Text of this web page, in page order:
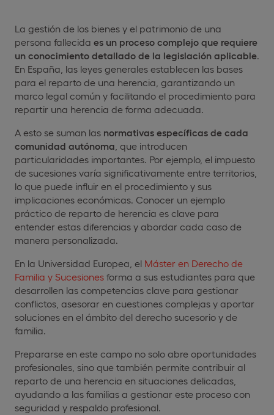
La gestión de los bienes y el patrimonio de una
persona fallecida es un proceso complejo que requiere
un conocimiento detallado de la legislación aplicable
En España, las leyes generales establecen las bases
para el reparto de una herencia, garantizando un
marco legal común y facilitando el procedimiento para
repartir una herencia de forma adecuada.
A esto se suman las normativas específicas de cada
comunidad autónoma , que introducen
particularidades importantes. Por ejemplo, el impuesto
de sucesiones varía significativamente entre territorios,
lo que puede influir en el procedimiento y sus
implicaciones económicas. Conocer un ejemplo
práctico de reparto de herencia es clave para
entender estas diferencias y abordar cada caso de
manera personalizada.
En la Universidad Europea, el Máster en Derecho de
Familia y Sucesiones forma a sus estudiantes para que
desarrollen las competencias clave para gestionar
conflictos, asesorar en cuestiones complejas y aportar
soluciones en el ámbito del derecho sucesorio y de
familia.
Prepararse en este campo no solo abre oportunidades
profesionales, sino que también permite contribuir al
reparto de una herencia en situaciones delicadas,
ayudando a las familias a gestionar este proceso con
seguridad y respaldo profesional.